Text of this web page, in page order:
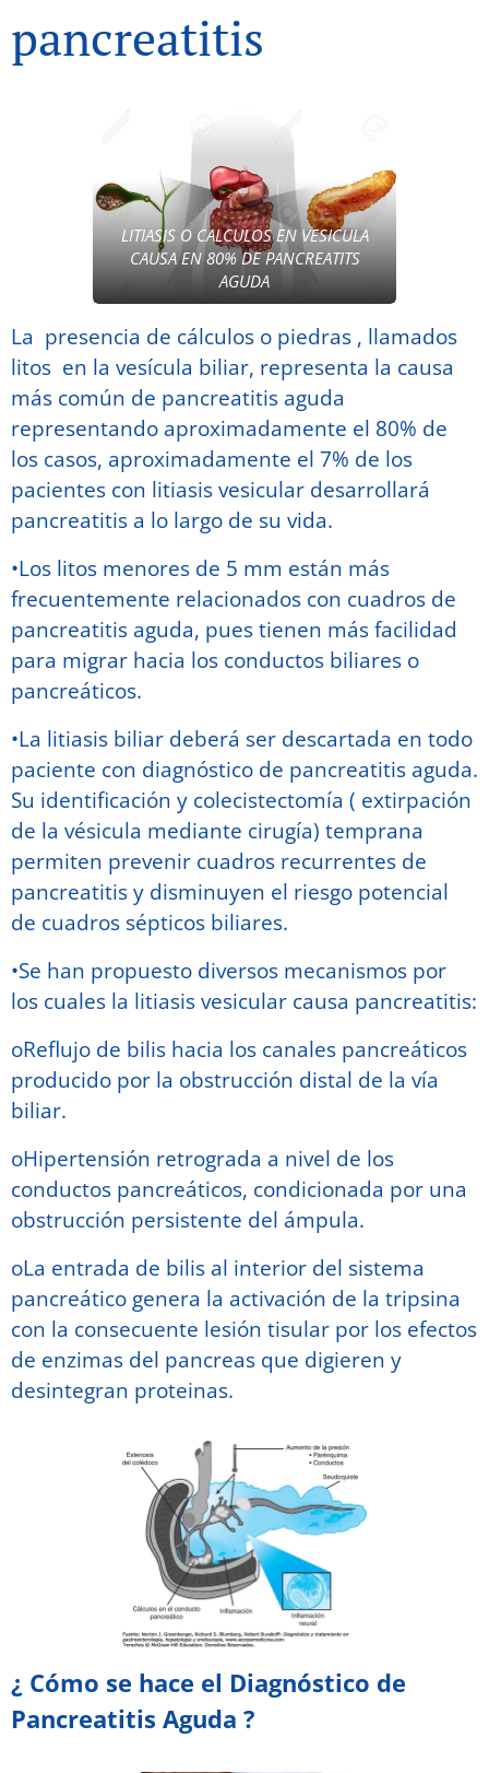
pancreatitis
LITIASIS O CALCULOS EN VESICULA
CAUSA EN 80% DE PANCREATITS
AGUDA
La presencia de cálculos o piedras , llamados
litos en la vesícula biliar, representa la causa
más común de pancreatitis aguda
representando aproximadamente el 80% de
los casos, aproximadamente el 7% de los
pacientes con litiasis vesicular desarrollará
pancreatitis a lo largo de su vida.
•Los litos menores de 5 mm están más
frecuentemente relacionados con cuadros de
pancreatitis aguda, pues tienen más facilidad
para migrar hacia los conductos biliares o
pancreáticos.
•La litiasis biliar deberá ser descartada en todo
paciente con diagnóstico de pancreatitis aguda.
Su identificación y colecistectomía ( extirpación
de la vésicula mediante cirugía) temprana
permiten prevenir cuadros recurrentes de
pancreatitis y disminuyen el riesgo potencial
de cuadros sépticos biliares.
•Se han propuesto diversos mecanismos por
los cuales la litiasis vesicular causa pancreatitis:
oReflujo de bilis hacia los canales pancreáticos
producido por la obstrucción distal de la vía
biliar.
oHipertensión retrograda a nivel de los
conductos pancreáticos, condicionada por una
obstrucción persistente del ámpula.
oLa entrada de bilis al interior del sistema
pancreático genera la activación de la tripsina
con la consecuente lesión tisular por los efectos
de enzimas del pancreas que digieren y
desintegran proteinas.
¿ Cómo se hace el Diagnóstico de
Pancreatitis Aguda ?